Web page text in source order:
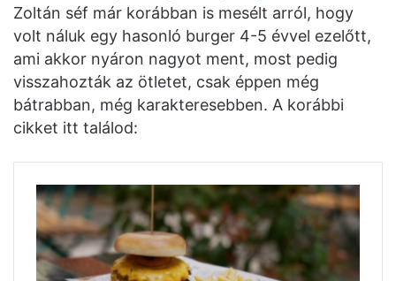
Zoltán séf már korábban is mesélt arról, hogy
volt náluk egy hasonló burger 4-5 évvel ezelőtt,
ami akkor nyáron nagyot ment, most pedig
visszahozták az ötletet, csak éppen még
bátrabban, még karakteresebben. A korábbi
cikket itt találod: